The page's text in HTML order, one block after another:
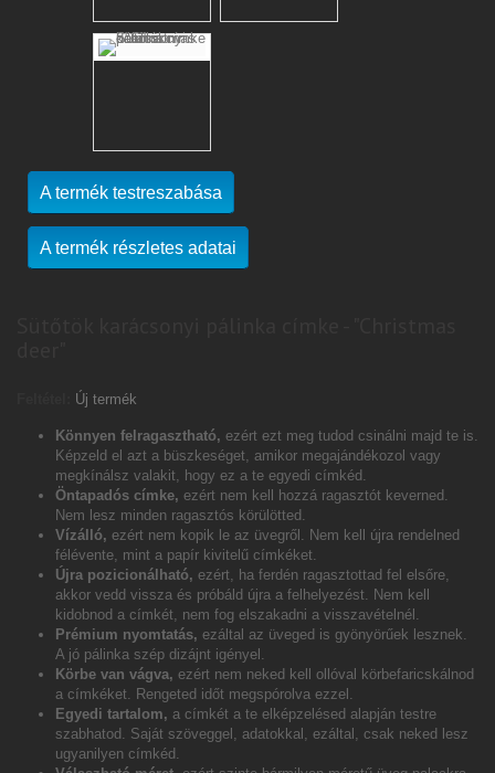
A termék testreszabása
A termék részletes adatai
Új termék
Könnyen felragasztható, ezért ezt meg tudod csinálni majd te is.
Képzeld el azt a büszkeséget, amikor megajándékozol vagy
megkínálsz valakit, hogy ez a te egyedi címkéd.
Öntapadós címke, ezért nem kell hozzá ragasztót keverned.
Nem lesz minden ragasztós körülötted.
Vízálló, ezért nem kopik le az üvegről. Nem kell újra rendelned
félévente, mint a papír kivitelű címkéket.
Újra pozicionálható, ezért, ha ferdén ragasztottad fel elsőre,
akkor vedd vissza és próbáld újra a felhelyezést. Nem kell
kidobnod a címkét, nem fog elszakadni a visszavételnél.
Prémium nyomtatás, ezáltal az üveged is gyönyörűek lesznek.
A jó pálinka szép dizájnt igényel.
Körbe van vágva, ezért nem neked kell ollóval körbefaricskálnod
a címkéket. Rengeted időt megspórolva ezzel.
Egyedi tartalom, a címkét a te elképzelésed alapján testre
szabhatod. Saját szöveggel, adatokkal, ezáltal, csak neked lesz
ugyanilyen címkéd.